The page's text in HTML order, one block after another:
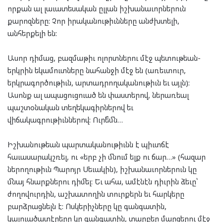
որքան ալ լաւատեսական ըլլան իշխանաւորներուն
քարոզները: Չոր իրականութիւնները անժխտելի,
անհերքելի են:
Ասոր դիմաց, բազմաթիւ ոլորտներու մէջ պետութեան-
երկրին եկամուտները նահանջի մէջ են (առեւտուր,
երկրագործութիւն, արտադրողականութիւն եւ այլն):
Ասոնք ալ ապացուցուած են փաստերով, ներառեալ
պաշտօնական տեղեկագիրներով եւ
վիճակագրութիւններով: Ուրե՞մն…
Իշխանութեան պարտականութիւնն է պիւտճէ
հաւասարակշռել, ու «երբ չի մնում ելք ու ճար…» (հազար
ներողութիւն Պարոյր Սեւակին), իշխանաւորներուն կը
մնայ հնարքներու դիմել: Եւ ահա, ամէնէն դիւրին ձեւը՝
ժողովուրդին, աշխատողին տուրքերն եւ հարկերը
բարձրացնելն է: Ոսկերիչները կը գանգատին,
կալուածատէրերը կը գանգատին, տարբեր մարզերու մէջ